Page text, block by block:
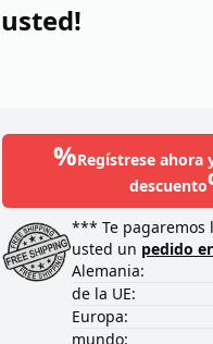
%Regístrese ahora
descuento
*** Te pagaremos
usted un pedido
Alemania:
de la UE:
Europa:
mundo: